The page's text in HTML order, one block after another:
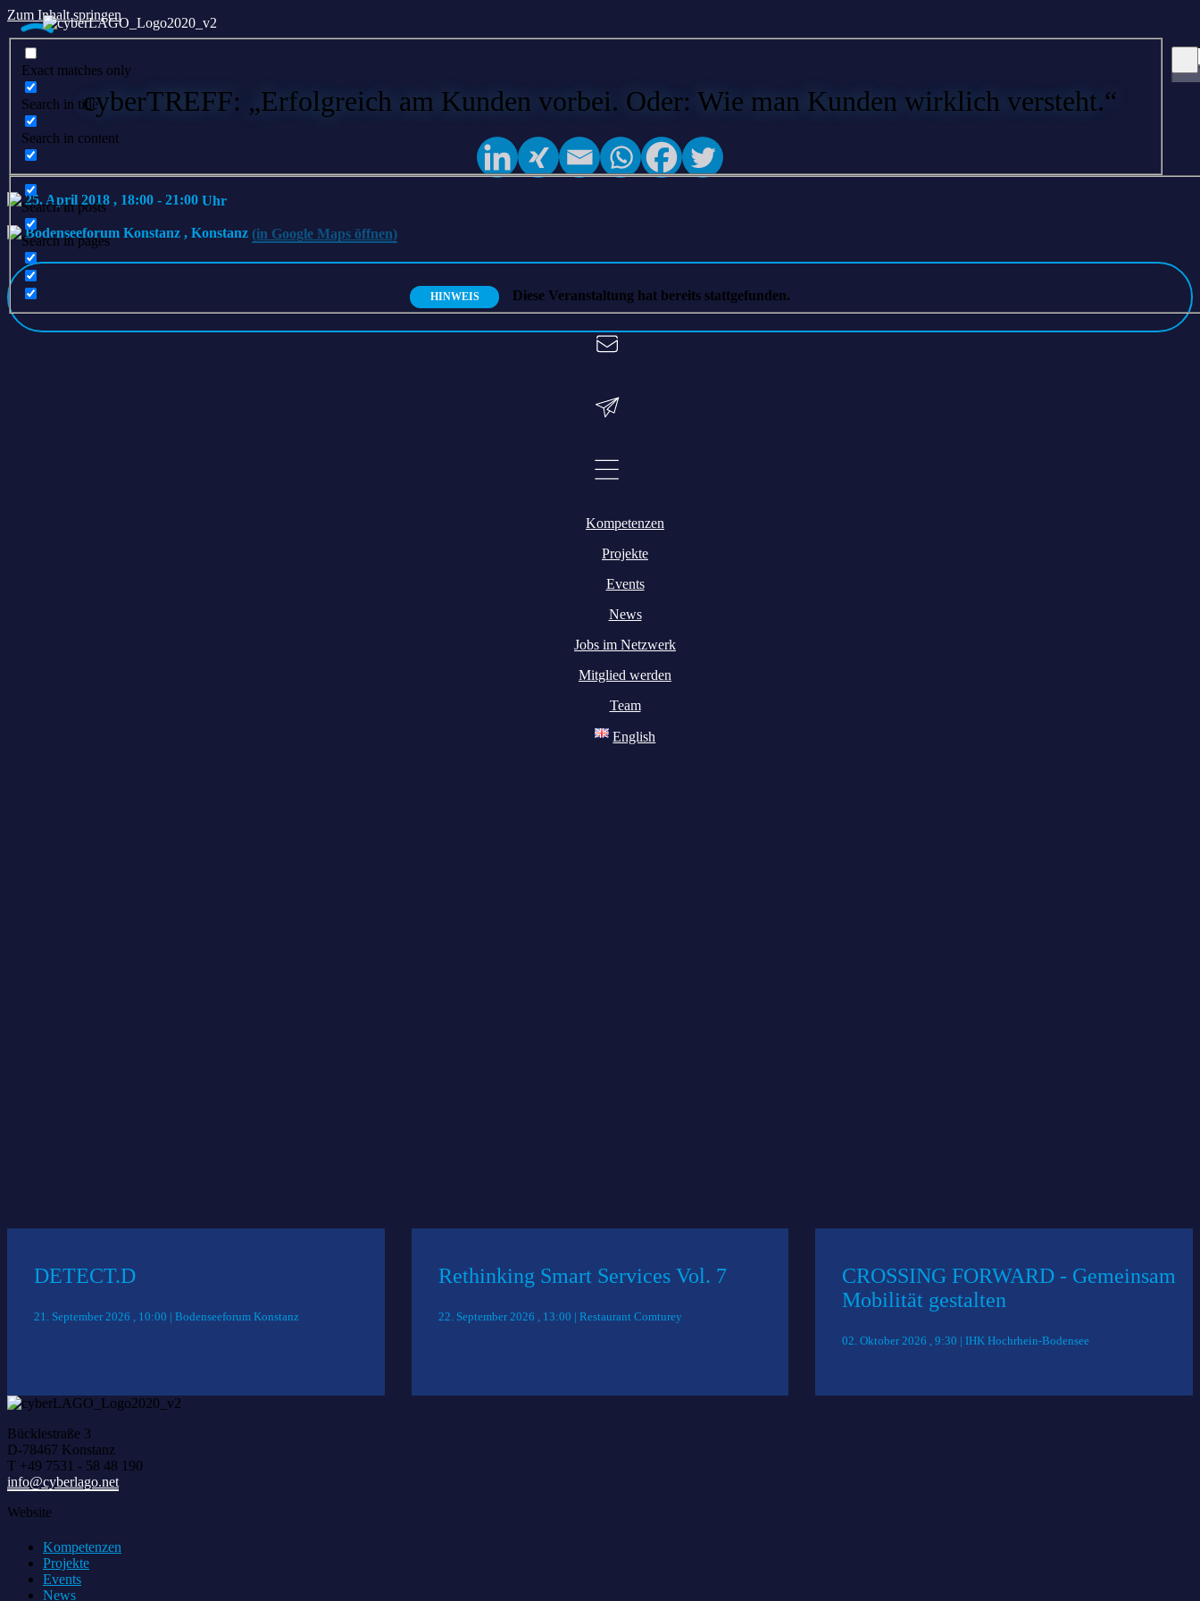
Zum Inhalt springen
Exact matches only
Search in title
Search in content
Search in posts
Search in pages
Kompetenzen
Projekte
Events
News
Jobs im Netzwerk
Mitglied werden
Team
English
cyberTREFF: „Erfolgreich am Kunden vorbei. Oder: Wie man Kunden wirklich versteht.“
25. April 2018 , 18:00 - 21:00
Bodenseeforum Konstanz , Konstanz (in Google Maps öffnen)
HINWEIS Diese Veranstaltung hat bereits stattgefunden.
DETECT.D
21. September 2026 , 10:00 | Bodenseeforum Konstanz
Rethinking Smart Services Vol. 7
22. September 2026 , 13:00 | Restaurant Comturey
CROSSING FORWARD - Gemeinsam
Mobilität gestalten
02. Oktober 2026 , 9:30 | IHK Hochrhein-Bodensee
Bücklestraße 3
D-78467 Konstanz
T +49 7531 - 58 48 190
info@cyberlago.net
Website
Kompetenzen
Projekte
Events
News